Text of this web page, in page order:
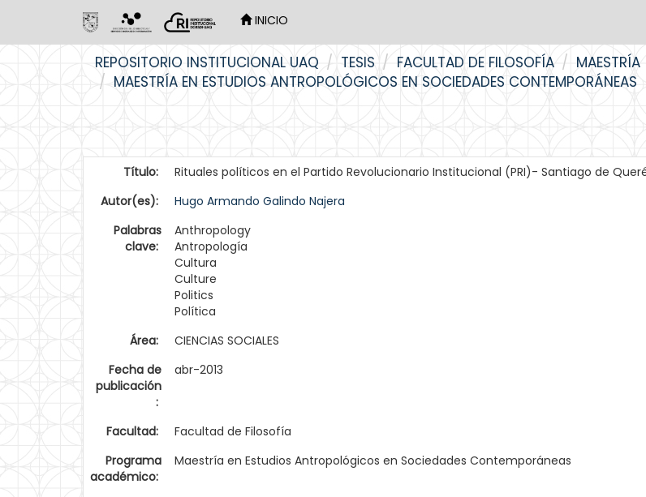
INICIO
REPOSITORIO INSTITUCIONAL UAQ TESIS FACULTAD DE FILOSOFÍA
MAESTRÍA
MAESTRÍA EN ESTUDIOS ANTROPOLÓGICOS EN SOCIEDADES CONTEMPORÁNEAS
Título:
Rituales políticos en el Partido Revolucionario Institucional (PRI)- Santiago de
Autor(es):
Hugo Armando Galindo Najera
Palabras
clave:
Anthropology
Antropología
Cultura
Culture
Politics
Política
Área:
CIENCIAS SOCIALES
Fecha de
publicación
:
abr-2013
Facultad:
Facultad de Filosofía
Programa
académico:
Maestría en Estudios Antropológicos en Sociedades Contemporáneas